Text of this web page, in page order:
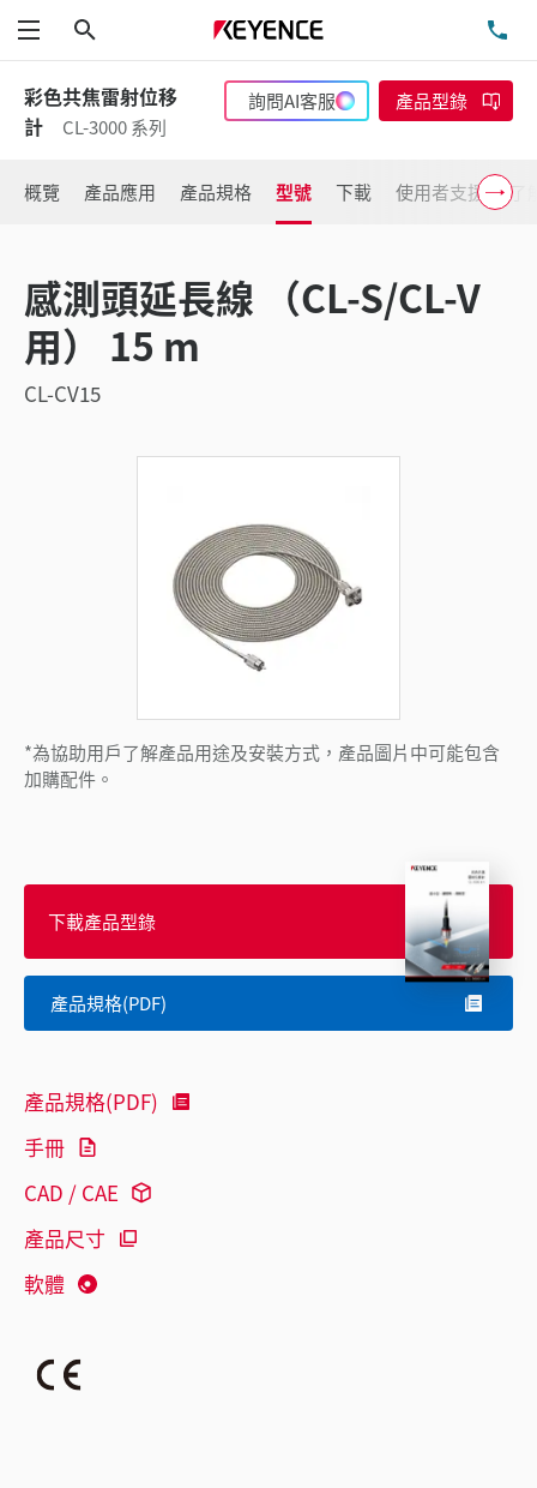
功能表
彩色共焦雷射位移
計
CL-3000 系列
詢問AI客服 產品型錄
概覽 產品應用 產品規格 型號 下載 使用者支援 了
感測頭延長線 （CL-S/CL-V
用） 15 m
CL-CV15
*為協助用戶了解產品用途及安裝方式，產品圖片中可能包含
加購配件。
下載產品型錄
產品規格(PDF)
產品規格(PDF)
手冊
CAD / CAE
產品尺寸
軟體